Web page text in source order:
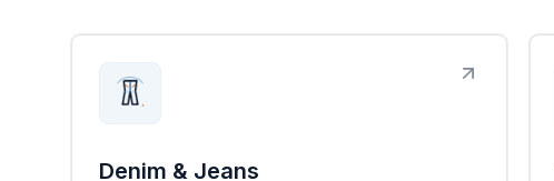
Denim & Jeans